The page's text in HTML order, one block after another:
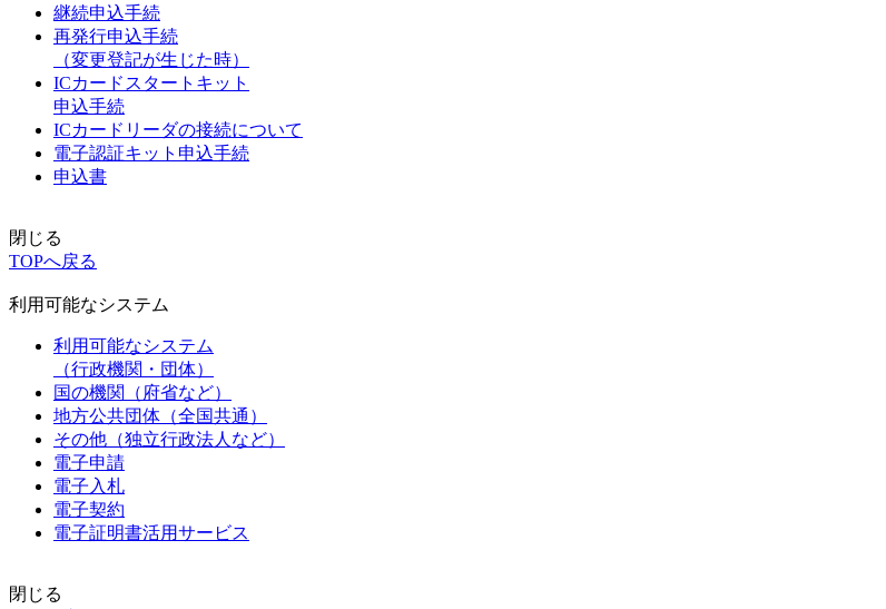
継続申込手続
再発行申込手続
（変更登記が生じた時）
ICカードスタートキット
申込手続
ICカードリーダの接続について
電子認証キット申込手続
申込書
閉じる
TOPへ戻る
利用可能なシステム
利用可能なシステム
（行政機関・団体）
国の機関（府省など）
地方公共団体（全国共通）
その他（独立行政法人など）
電子申請
電子入札
電子契約
電子証明書活用サービス
閉じる